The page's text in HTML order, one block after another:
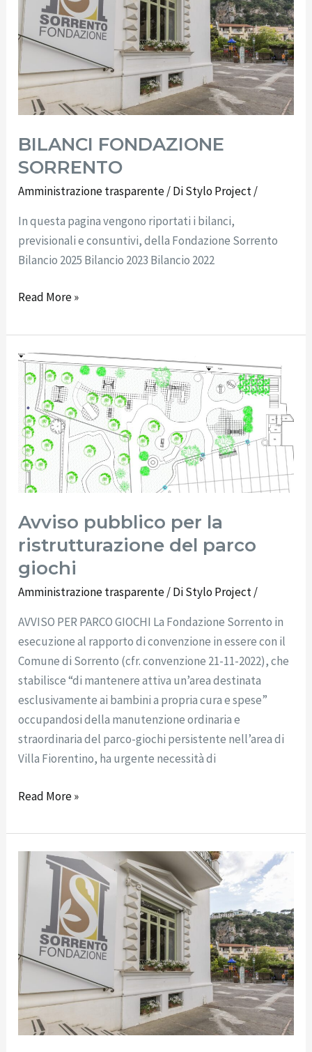
BILANCI FONDAZIONE
SORRENTO
Amministrazione trasparente/ DiStylo Project/
In questa pagina vengono riportati i bilanci,
previsionali e consuntivi, della Fondazione Sorrento
Bilancio 2025 Bilancio 2023 Bilancio 2022
Read More »
Avviso pubblico per la
ristrutturazione del parco
giochi
Amministrazione trasparente/ DiStylo Project/
AVVISO PER PARCO GIOCHI La Fondazione Sorrento in
esecuzione al rapporto di convenzione in essere con il
Comune di Sorrento (cfr. convenzione 21-11-2022), che
stabilisce “di mantenere attiva un’area destinata
esclusivamente ai bambini a propria cura e spese”
occupandosi della manutenzione ordinaria e
straordinaria del parco-giochi persistente nell’area di
Villa Fiorentino, ha urgente necessità di
Avviso
pubblico
la
ristrutturazione
del
Read More »
Avviso
candidatura
per
l\’organizzazione
delle
mostre
2024